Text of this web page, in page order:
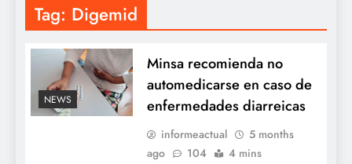
Tag: Digemid
NEWS
Minsa recomienda no
automedicarse en caso de
enfermedades diarreicas
informeactual
5 months
ago
104 4 mins